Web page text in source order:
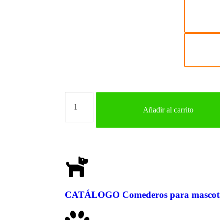
Añadir al carrito
CATÁLOGO Comederos para